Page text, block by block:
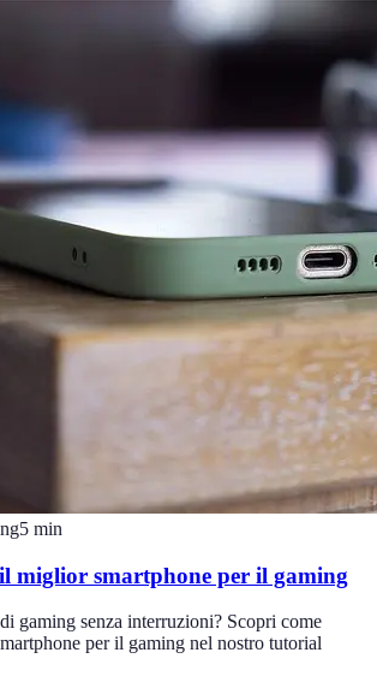
5 min
il miglior smartphone per il gaming
gaming senza interruzioni? Scopri come
per il gaming nel nostro tutorial